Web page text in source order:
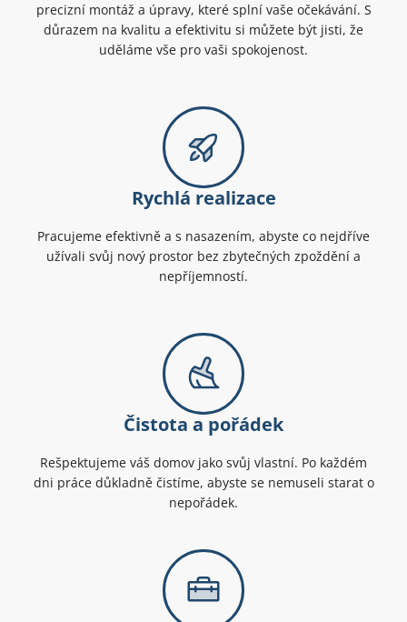
precizní montáž a úpravy, které splní vaše očekávání. S
důrazem na kvalitu a efektivitu si můžete být jisti, že
uděláme vše pro vaši spokojenost.
Rychlá realizace
Pracujeme efektivně a s nasazením, abyste co nejdříve
užívali svůj nový prostor bez zbytečných zpoždění a
nepříjemností.
Čistota a pořádek
Rešpektujeme váš domov jako svůj vlastní. Po každém
dni práce důkladně čistíme, abyste se nemuseli starat o
nepořádek.